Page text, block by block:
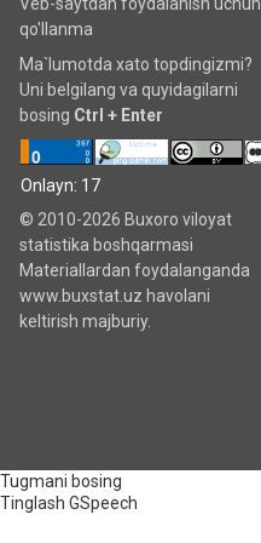
qo'llanma
Ma`lumotda xato topdingizmi?
Uni belgilang va quyidagilarni
bosing Ctrl + Enter
Onlayn: 17
© 2010-2026 Buxoro viloyat
statistika boshqarmasi
Materiallardan foydalanganda
www.buxstat.uz havolani
keltirish majburiy.
Tugmani bosing
Tinglash GSpeech